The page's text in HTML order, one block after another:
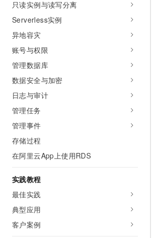
只读实例与读写分离
Serverless实例
异地容灾
账号与权限
管理数据库
数据安全与加密
日志与审计
管理任务
管理事件
存储过程
在阿里云App上使用RDS
实践教程
最佳实践
典型应用
客户案例